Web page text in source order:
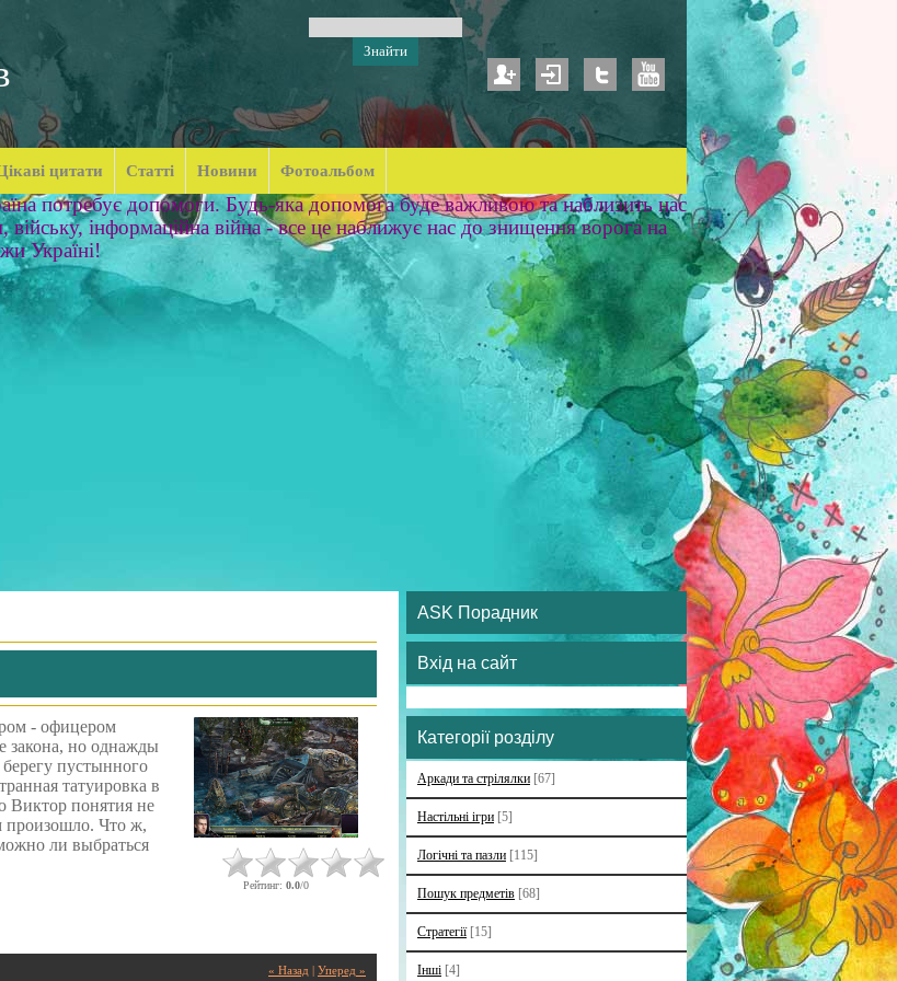
цитати Статті Новини Фотоальбом
потребує допомоги. Будь-яка допомога буде важливою та наблизить нас
інформаційна війна - все це наближує нас до знищення ворога на
Україні!
- офицером
закона, но однажды
пустынного
татуировка в
Виктор понятия не
произошло. Что ж,
ли выбраться
Рейтинг: 0.0/0
« Назад Уперед »
ASK Порадник
Вхід на сайт
Категорії розділу
Аркади та стрілялки [67]
Настільні ігри [5]
Логічні та пазли [115]
Пошук предметів [68]
Стратегії [15]
Інші [4]